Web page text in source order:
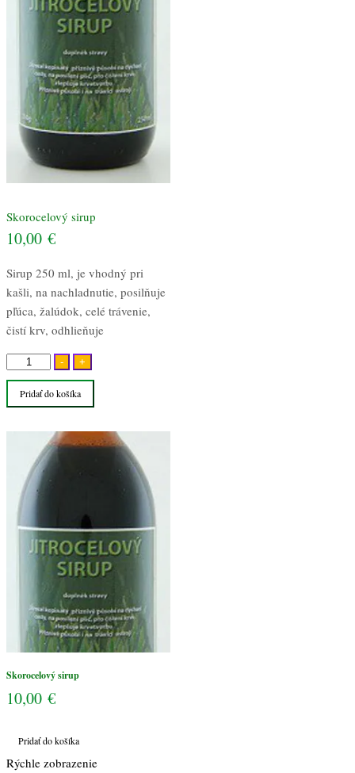
Skorocelový sirup
10,00 €
Sirup 250 ml, je vhodný pri
kašli, na nachladnutie, posilňuje
pľúca, žalúdok, celé trávenie,
čistí krv, odhlieňuje
-
množstvo
Skorocelový
sirup
+
Pridať do košíka
Skorocelový sirup
10,00 €
Pridať do košíka
Rýchle zobrazenie